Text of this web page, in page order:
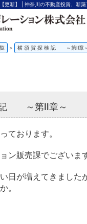
> 横 須 賀 探 検 記 ～第Ⅱ章
記 ～第Ⅱ章～
ております。
ン販売課でございま
日が増えてきました
。